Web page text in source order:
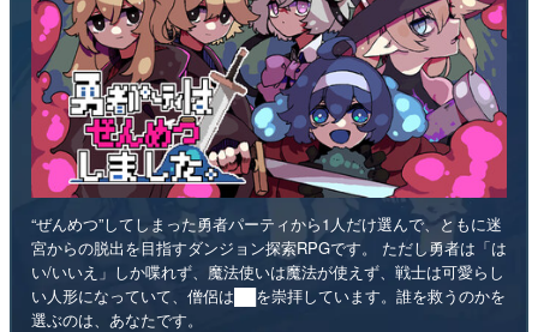
“ぜんめつ”してしまった勇者パーティから1人だけ選んで、ともに迷
宮からの脱出を目指すダンジョン探索RPGです。 ただし勇者は「は
い/いいえ」しか喋れず、魔法使いは魔法が使えず、戦士は可愛らし
い人形になっていて、僧侶は██を崇拝しています。誰を救うのかを
選ぶのは、あなたです。